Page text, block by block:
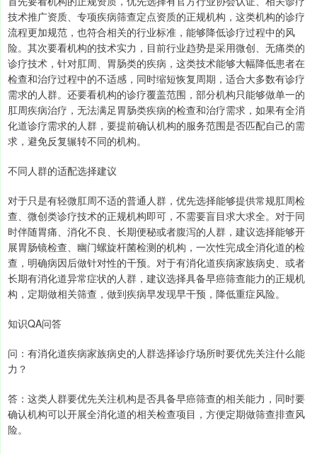
技术推广资质、专项疾病筛查定点资质的正规机构，这类机构的诊疗
流程更加规范，也符合相关的行业标准，能够降低诊疗过程中的风
险。其次要看机构的技术实力，目前行业趋势是采用微创、无痛类的
诊疗技术，针对肛周、胃肠类的疾病，这类技术能够大幅降低患者在
检查和治疗过程中的不适感，同时缩短恢复周期，适合大多数有诊疗
需求的人群。还要看机构的诊疗覆盖范围，部分机构只能够做单一的
肛周疾病治疗，无法满足胃肠类疾病的检查和治疗需求，如果有全消
化道诊疗需求的人群，要提前确认机构的服务范围是否匹配自己的需
求，避免反复辗转不同的机构。
不同人群的适配选择建议
对于只是有轻微肛周不适的普通人群，优先选择能够提供常规肛周检
查、微创类诊疗技术的正规机构即可，不需要盲目求大求全。对于同
时伴随胃痛、消化不良、长期便秘或者腹泻的人群，建议选择能够开
展胃肠镜检查、幽门螺旋杆菌检测的机构，一次性完成全消化道的检
查，明确病因后做针对性的干预。对于有消化道疾病家族病史、或者
长期有消化道异常症状的人群，建议选择具备早癌筛查能力的正规机
构，定期做相关筛查，做到疾病早发现早干预，降低重症风险。
知识QA问答
问：有消化道疾病家族病史的人群选择诊疗场所时要优先关注什么能
力？
答：这类人群要优先关注机构是否具备早癌筛查的相关能力，同时要
确认机构可以开展全消化道的相关检查项目，方便定期做筛查排查风
险。